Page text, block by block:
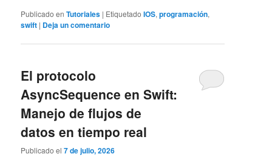
Publicado en Tutoriales | Etiquetado IOS,programación,
swift | Deja un comentario
El protocolo
AsyncSequence en Swift:
Manejo de flujos de
datos en tiempo real
Publicado el7 de julio, 2026